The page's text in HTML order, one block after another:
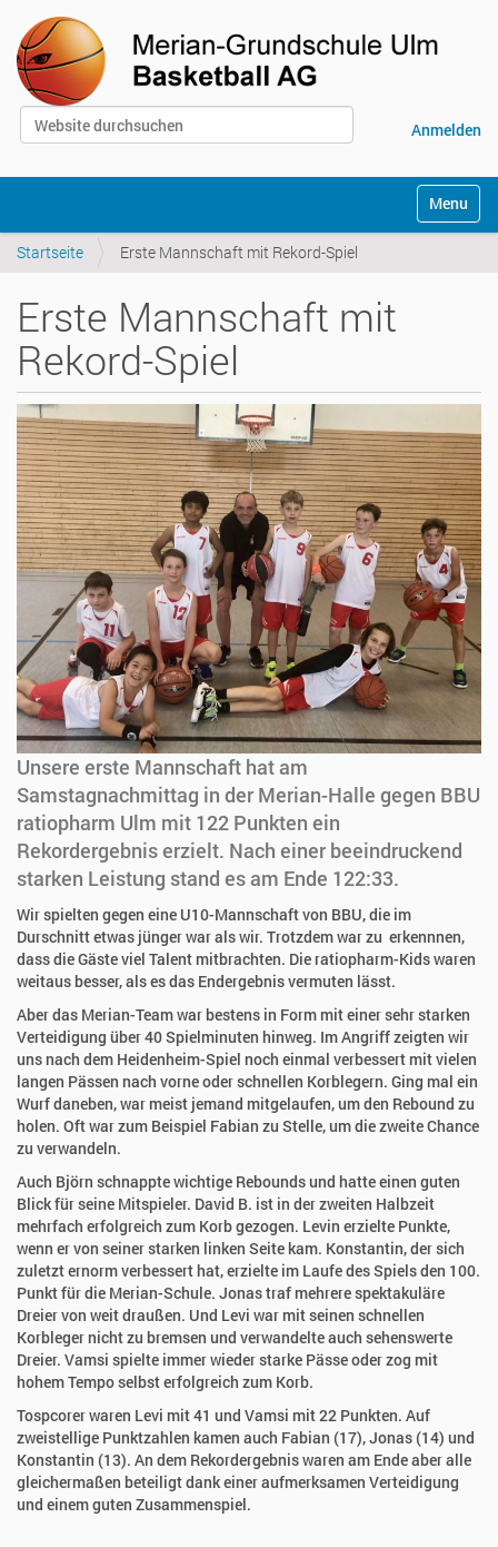
Website durchsuchen
Anmelden
k
Toggle
Startseite Erste Mannschaft mit Rekord-Spiel
Erste Mannschaft mit
Rekord-Spiel
Unsere erste Mannschaft hat am
Samstagnachmittag in der Merian-Halle gegen BBU
ratiopharm Ulm mit 122 Punkten ein
Rekordergebnis erzielt. Nach einer beeindruckend
starken Leistung stand es am Ende 122:33.
Wir spielten gegen eine U10-Mannschaft von BBU, die im
Durschnitt etwas jünger war als wir. Trotzdem war zu erkennnen,
dass die Gäste viel Talent mitbrachten. Die ratiopharm-Kids waren
weitaus besser, als es das Endergebnis vermuten lässt.
Aber das Merian-Team war bestens in Form mit einer sehr starken
Verteidigung über 40 Spielminuten hinweg. Im Angriff zeigten wir
uns nach dem Heidenheim-Spiel noch einmal verbessert mit vielen
langen Pässen nach vorne oder schnellen Korblegern. Ging mal ein
Wurf daneben, war meist jemand mitgelaufen, um den Rebound zu
holen. Oft war zum Beispiel Fabian zu Stelle, um die zweite Chance
zu verwandeln.
Auch Björn schnappte wichtige Rebounds und hatte einen guten
Blick für seine Mitspieler. David B. ist in der zweiten Halbzeit
mehrfach erfolgreich zum Korb gezogen. Levin erzielte Punkte,
wenn er von seiner starken linken Seite kam. Konstantin, der sich
zuletzt ernorm verbessert hat, erzielte im Laufe des Spiels den 100.
Punkt für die Merian-Schule. Jonas traf mehrere spektakuläre
Dreier von weit draußen. Und Levi war mit seinen schnellen
Korbleger nicht zu bremsen und verwandelte auch sehenswerte
Dreier. Vamsi spielte immer wieder starke Pässe oder zog mit
hohem Tempo selbst erfolgreich zum Korb.
Tospcorer waren Levi mit 41 und Vamsi mit 22 Punkten. Auf
zweistellige Punktzahlen kamen auch Fabian (17), Jonas (14) und
Konstantin (13). An dem Rekordergebnis waren am Ende aber alle
gleichermaßen beteiligt dank einer aufmerksamen Verteidigung
und einem guten Zusammenspiel.